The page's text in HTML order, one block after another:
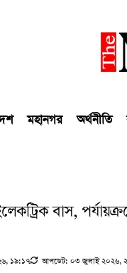
মহানগর অর্থনীতি
বাস,
১৯:১৭ আপডেট: ০৩ জুলাই ২০২৬,